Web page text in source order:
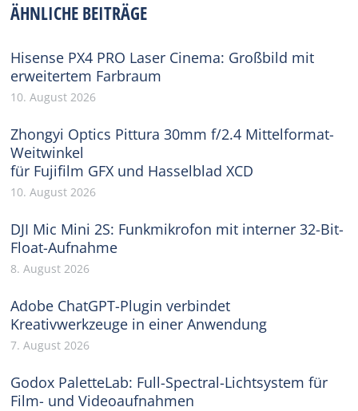
ÄHNLICHE BEITRÄGE
Hisense PX4 PRO Laser Cinema: Großbild mit
erweitertem Farbraum
10. August 2026
Zhongyi Optics Pittura 30mm f/2.4 Mittelformat-
Weitwinkel
für Fujifilm GFX und Hasselblad XCD
10. August 2026
DJI Mic Mini 2S: Funkmikrofon mit interner 32-Bit-
Float-Aufnahme
8. August 2026
Adobe ChatGPT-Plugin verbindet
Kreativwerkzeuge in einer Anwendung
7. August 2026
Godox PaletteLab: Full-Spectral-Lichtsystem für
Film- und Videoaufnahmen